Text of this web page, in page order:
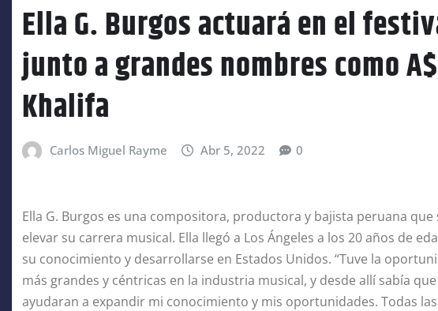
Ella G. Burgos actuará en el
junto a grandes nombres como
Khalifa
Carlos Miguel Rayme Abr 5, 2022 0
Ella G. Burgos es una compositora, productora y bajista peruana
elevar su carrera musical. Ella llegó a Los Ángeles a los 20 años de
su conocimiento y desarrollarse en Estados Unidos. “Tuve la
más grandes y céntricas en la industria musical, y desde allí sabía
ayudaran a expandir mi conocimiento y mis oportunidades. Todas